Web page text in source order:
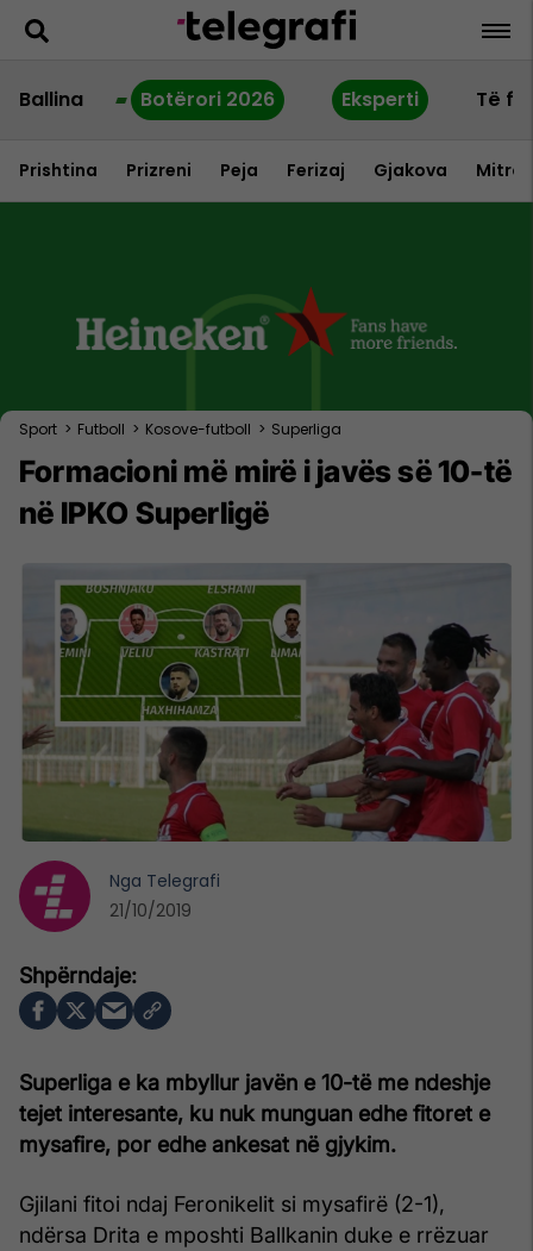
Ballina Botërori 2026 Eksperti Të
Prishtina Prizreni Peja Ferizaj Gjakova
Sport > Futboll > Kosove-futboll > Superliga
Formacioni më mirë i javës së 10-të
në IPKO Superligë
Superliga e ka mbyllur javën e 10-të me ndeshje
tejet interesante, ku nuk munguan edhe fitoret e
mysafire, por edhe ankesat në gjykim.
Gjilani fitoi ndaj Feronikelit si mysafirë (2-1),
ndërsa Drita e mposhti Ballkanin duke e rrëzuar
Nga Telegrafi
21/10/2019